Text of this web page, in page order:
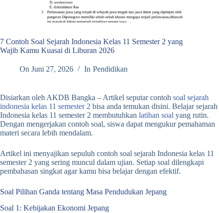
7 Contoh Soal Sejarah Indonesia Kelas 11 Semester 2 yang
Wajib Kamu Kuasai di Liburan 2026
On Juni 27, 2026 In Pendidikan
Disiarkan oleh AKDB Bangka – Artikel seputar contoh soal sejarah
indonesia kelas 11 semester 2 bisa anda temukan disini. Belajar sejarah
Indonesia kelas 11 semester 2 membutuhkan latihan soal yang rutin.
Dengan mengerjakan contoh soal, siswa dapat mengukur pemahaman
materi secara lebih mendalam.
Artikel ini menyajikan sepuluh contoh soal sejarah Indonesia kelas 11
semester 2 yang sering muncul dalam ujian. Setiap soal dilengkapi
pembahasan singkat agar kamu bisa belajar dengan efektif.
Soal Pilihan Ganda tentang Masa Pendudukan Jepang
Soal 1: Kebijakan Ekonomi Jepang